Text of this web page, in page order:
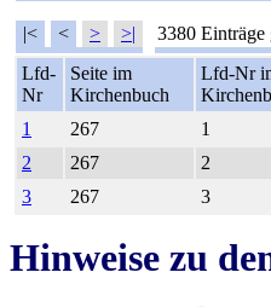
|< < > >| 3380 Einträge
Lfd-
Nr
Seite im
Kirchenbuch
Lfd-Nr
1
267 1
2
267 2
3
267 3
Hinweise zu